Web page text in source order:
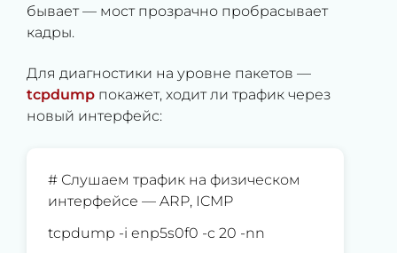
бывает — мост прозрачно пробрасывает
кадры.
Для диагностики на уровне пакетов —
tcpdump покажет, ходит ли трафик через
новый интерфейс:
# Слушаем трафик на физическом
интерфейсе — ARP, ICMP
tcpdump -i enp5s0f0 -c 20 -nn